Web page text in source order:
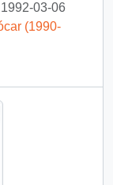
1992-03-06
(1990-